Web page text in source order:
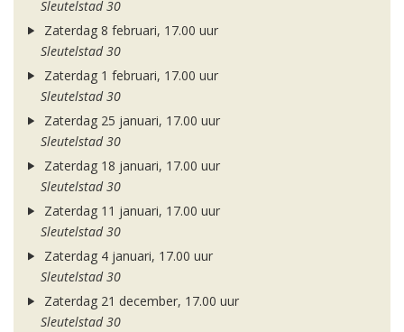
Sleutelstad 30
Zaterdag 8 februari, 17.00 uur
Sleutelstad 30
Zaterdag 1 februari, 17.00 uur
Sleutelstad 30
Zaterdag 25 januari, 17.00 uur
Sleutelstad 30
Zaterdag 18 januari, 17.00 uur
Sleutelstad 30
Zaterdag 11 januari, 17.00 uur
Sleutelstad 30
Zaterdag 4 januari, 17.00 uur
Sleutelstad 30
Zaterdag 21 december, 17.00 uur
Sleutelstad 30